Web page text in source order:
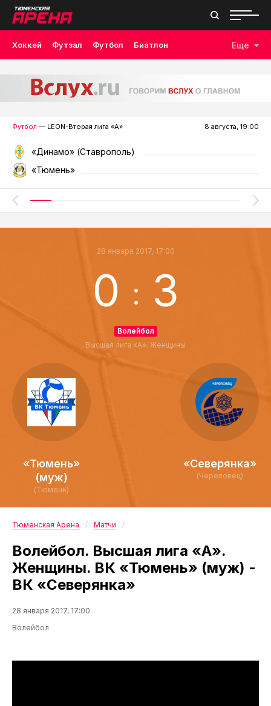
Хоккей Футзал Футбол Биатлон Еще
Футбол — LEON-Вторая лига «А» 8 августа, 19:00
«Динамо» (Ставрополь)
«Тюмень»
«Тюмень»
(муж)
(Тюмень)
28 января 2017, 17:00
0 : 3
Волейбол
Высшая лига «А». Женщины
«Северянка»
(Череповец)
Тюменская Арена Матчи
Волейбол. Высшая лига «А».
Женщины. ВК «Тюмень» (муж) -
ВК «Северянка»
28 января 2017, 17:00
Волейбол